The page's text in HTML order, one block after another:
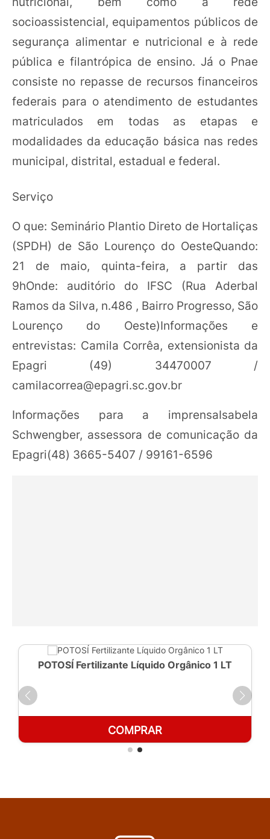
socioassistencial, equipamentos públicos de
segurança alimentar e nutricional e à rede
pública e filantrópica de ensino. Já o Pnae
consiste no repasse de recursos financeiros
federais para o atendimento de estudantes
matriculados em todas as etapas e
modalidades da educação básica nas redes
municipal, distrital, estadual e federal.
Serviço
O que: Seminário Plantio Direto de Hortaliças
(SPDH) de São Lourenço do OesteQuando:
21 de maio, quinta-feira, a partir das
9hOnde: auditório do IFSC (Rua Aderbal
Ramos da Silva, n.486 , Bairro Progresso, São
Lourenço do Oeste)Informações e
entrevistas: Camila Corrêa, extensionista da
Epagri (49) 34470007 /
camilacorrea@epagri.sc.gov.br
Informações para a imprensaIsabela
Schwengber, assessora de comunicação da
Epagri(48) 3665-5407 / 99161-6596
POTOSÍ Fertilizante Líquido Orgânico 1 LT
COMPRAR